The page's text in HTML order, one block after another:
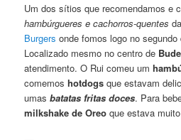
Um dos sítios que recomendamos e
hambúrgueres e cachorros-quentes
Burgersonde fomos logo no
Localizado mesmo no centro de Bude
atendimento. O Rui comeu um
comemoshotdogs que estavam
umasbatatas fritas doces. Para
milkshake de Oreo que estava